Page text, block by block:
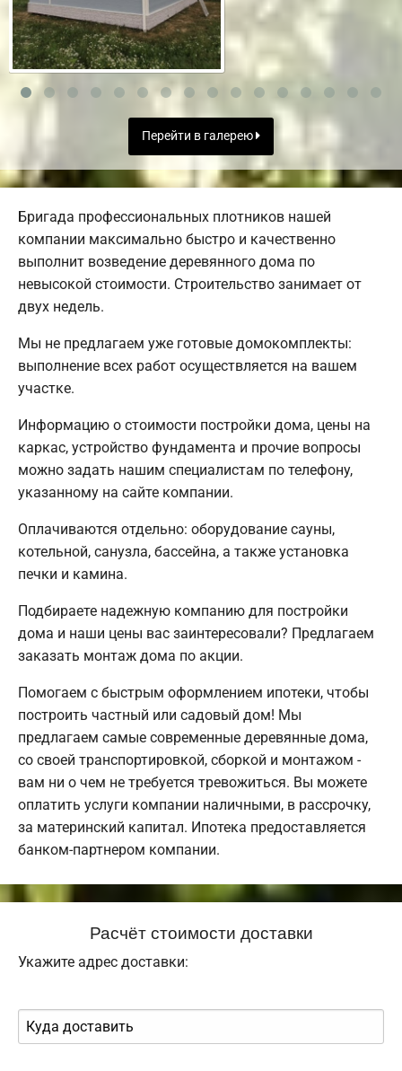
Перейти в галерею
Бригада профессиональных плотников нашей
компании максимально быстро и качественно
выполнит возведение деревянного дома по
невысокой стоимости. Строительство занимает от
двух недель.
Мы не предлагаем уже готовые домокомплекты:
выполнение всех работ осуществляется на вашем
участке.
Информацию о стоимости постройки дома, цены на
каркас, устройство фундамента и прочие вопросы
можно задать нашим специалистам по телефону,
указанному на сайте компании.
Оплачиваются отдельно: оборудование сауны,
котельной, санузла, бассейна, а также установка
печки и камина.
Подбираете надежную компанию для постройки
дома и наши цены вас заинтересовали? Предлагаем
заказать монтаж дома по акции.
Помогаем с быстрым оформлением ипотеки, чтобы
построить частный или садовый дом! Мы
предлагаем самые современные деревянные дома,
со своей транспортировкой, сборкой и монтажом -
вам ни о чем не требуется тревожиться. Вы можете
оплатить услуги компании наличными, в рассрочку,
за материнский капитал. Ипотека предоставляется
банком-партнером компании.
Расчёт стоимости доставки
Укажите адрес доставки: